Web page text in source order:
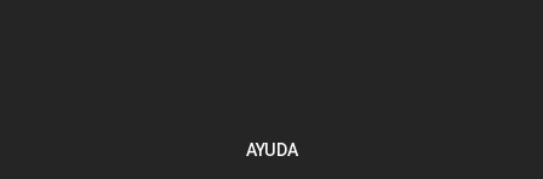
AYUDA